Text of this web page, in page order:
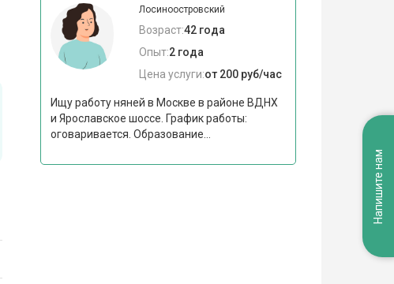
Лосиноостровский
Возраст:42 года
Опыт:2 года
Цена услуги:от 200 руб/час
Ищу работу няней в Москве в районе ВДНХ
и Ярославское шоссе. График работы:
оговаривается. Образование...
Напишите нам